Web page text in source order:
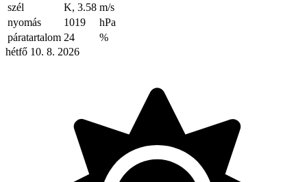
szél
K, 3.58 m/s
nyomás
1019
hPa
páratartalom 24
%
hétfő 10. 8. 2026